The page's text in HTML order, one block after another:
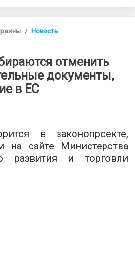
Новость
отменить
документы,
в ЕС
в законопроекте,
на сайте Министерства
развития и торговли